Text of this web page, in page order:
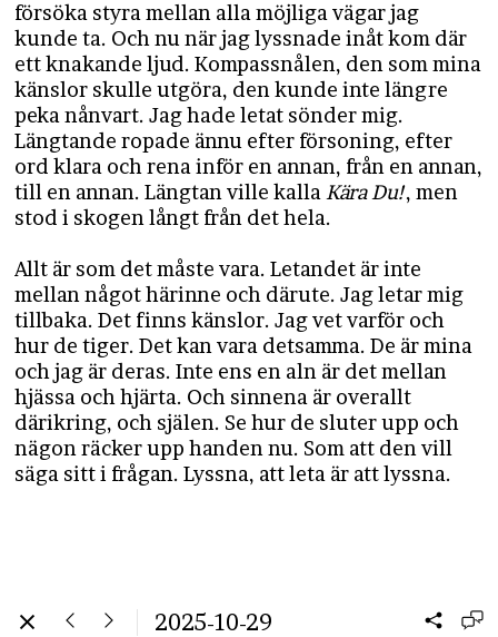
försöka styra mellan alla möjliga vägar jag
kunde ta. Och nu när jag lyssnade inåt kom där
ett knakande ljud. Kompassnålen, den som mina
känslor skulle utgöra, den kunde inte längre
peka nånvart. Jag hade letat sönder mig.
Längtande ropade ännu efter försoning, efter
ord klara och rena inför en annan, från en annan,
till en annan. Längtan ville kalla Kära Du!, men
stod i skogen långt från det hela.
Allt är som det måste vara. Letandet är inte
mellan något härinne och därute. Jag letar mig
tillbaka. Det finns känslor. Jag vet varför och
hur de tiger. Det kan vara detsamma. De är mina
och jag är deras. Inte ens en aln är det mellan
hjässa och hjärta. Och sinnena är overallt
därikring, och själen. Se hur de sluter upp och
nägon räcker upp handen nu. Som att den vill
säga sitt i frågan. Lyssna, att leta är att lyssna.
2025-10-29